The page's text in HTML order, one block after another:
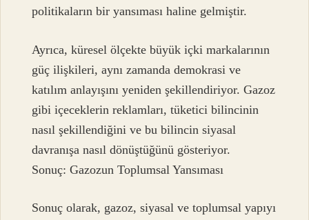
politikaların bir yansıması haline gelmiştir.
Ayrıca, küresel ölçekte büyük içki markalarının
güç ilişkileri, aynı zamanda demokrasi ve
katılım anlayışını yeniden şekillendiriyor. Gazoz
gibi içeceklerin reklamları, tüketici bilincinin
nasıl şekillendiğini ve bu bilincin siyasal
davranışa nasıl dönüştüğünü gösteriyor.
Sonuç: Gazozun Toplumsal Yansıması
Sonuç olarak, gazoz, siyasal ve toplumsal yapıyı